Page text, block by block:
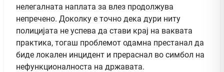
нелегалната наплата за влез продолжува
непречено. Доколку е точно дека дури ниту
полицијата не успева да стави крај на ваквата
практика, тогаш проблемот одамна престанал да
биде локален инцидент и прераснал во симбол на
нефункционалноста на државата.